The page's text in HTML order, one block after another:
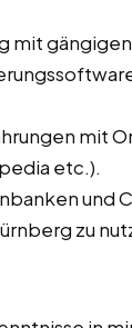
mit
mit
etc.).
und
zu